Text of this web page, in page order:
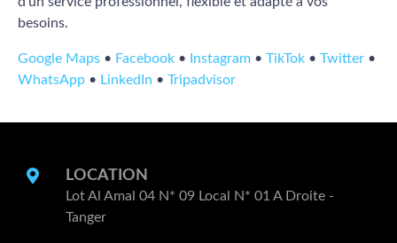
besoins.
Google Maps • Facebook • Instagram • TikTok • Twitter •
WhatsApp • LinkedIn • Tripadvisor
LOCATION
Lot Al Amal 04 N* 09 Local N* 01 A Droite -
Tanger